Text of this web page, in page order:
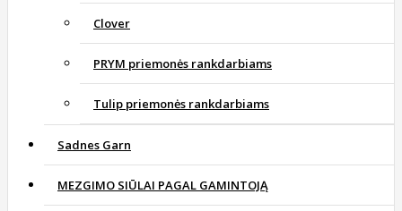
Clover
PRYM priemonės rankdarbiams
Tulip priemonės rankdarbiams
Sadnes Garn
MEZGIMO SIŪLAI PAGAL GAMINTOJĄ